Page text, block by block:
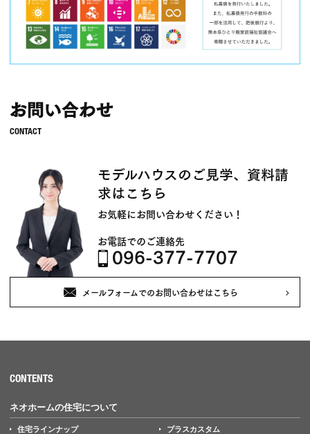
お問い合わせ
モデルハウスのご見学、資料請
求はこちら
お気軽にお問い合わせください！
お電話でのご連絡先
096-377-7707
メールフォームでのお問い合わせはこちら
CONTENTS
ネオホームの住宅について
住宅ラインナップ プラスカスタム